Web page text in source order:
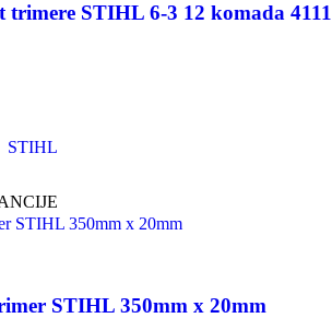
trimere STIHL 6-3 12 komada 4111
STIHL
STIHL 350mm x 20mm